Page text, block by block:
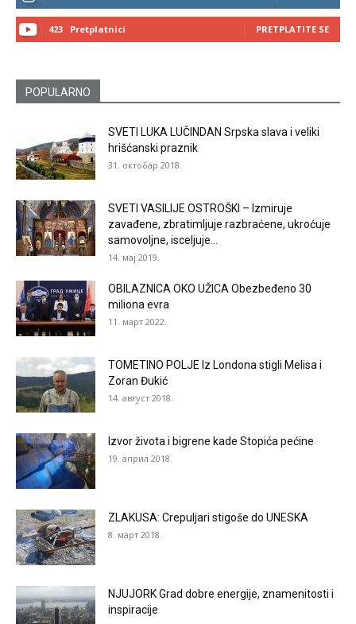
423 Pretplatnici PRETPLATITE SE
POPULARNO
SVETI LUKA LUČINDAN Srpska slava i veliki
hrišćanski praznik
31. октобар 2018.
SVETI VASILIJE OSTROŠKI – Izmiruje
zavađene, zbratimljuje razbraćene, ukroćuje
samovoljne, isceljuje...
14. мај 2019.
OBILAZNICA OKO UŽICA Obezbeđeno 30
miliona evra
11. март 2022.
TOMETINO POLJE Iz Londona stigli Melisa i
Zoran Đukić
14. август 2018.
Izvor života i bigrene kade Stopića pećine
19. април 2018.
ZLAKUSA: Crepuljari stigoše do UNESKA
8. март 2018.
NJUJORK Grad dobre energije, znamenitosti i
inspiracije